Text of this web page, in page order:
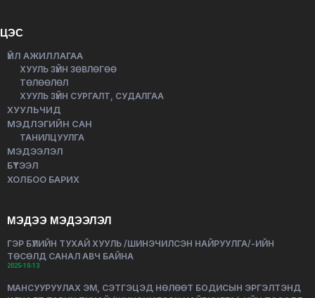
ЦЭС
ҮЙЛ АЖИЛЛАГАА
ХУУЛЬ ЗҮЙН ЗӨВЛӨГӨӨ
ТӨЛӨӨЛӨЛ
ХУУЛЬ ЗҮЙН СУРГАЛТ, СУДАЛГАА
ХУУЛЬЧИД
МЭДЛЭГИЙН САН
ТАНИЛЦУУЛГА
МЭДЭЭЛЭЛ
БҮТЭЭЛ
ХОЛБОО БАРИХ
МЭДЭЭ МЭДЭЭЛЭЛ
ГЭР БҮЛИЙН ТУХАЙ ХУУЛЬ /ШИНЭЧИЛСЭН НАЙРУУЛГА/-ИЙН
ТӨСӨЛД САНАЛ АВЧ БАЙНА
2025-10-13
МАНСУУРУУЛАХ ЭМ, СЭТГЭЦЭД НӨЛӨӨТ БОДИСЫН ЭРГЭЛТЭНД